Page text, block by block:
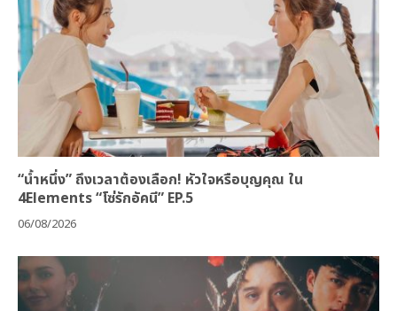
“น้ำหนึ่ง” ถึงเวลาต้องเลือก! หัวใจหรือบุญคุณ ใน
4Elements “โซ่รักอัคนี” EP.5
06/08/2026